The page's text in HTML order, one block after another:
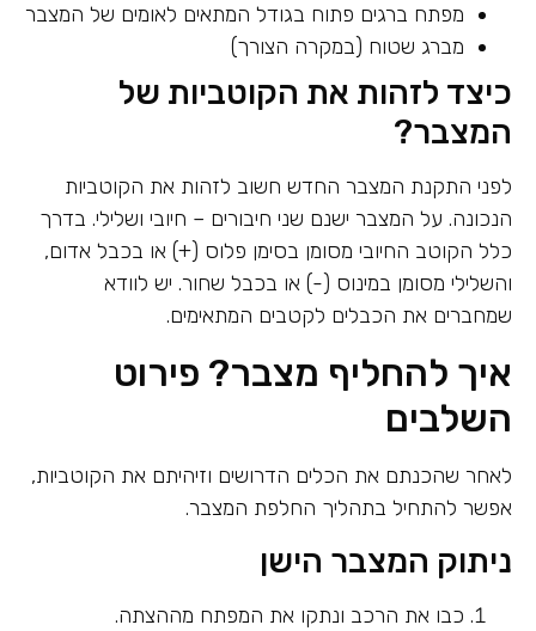
מפתח ברגים פתוח בגודל המתאים לאומים של המצבר
מברג שטוח (במקרה הצורך)
כיצד לזהות את הקוטביות של
המצבר?
לפני התקנת המצבר החדש חשוב לזהות את הקוטביות
הנכונה. על המצבר ישנם שני חיבורים – חיובי ושלילי. בדרך
כלל הקוטב החיובי מסומן בסימן פלוס (+) או בכבל אדום,
והשלילי מסומן במינוס (-) או בכבל שחור. יש לוודא
שמחברים את הכבלים לקטבים המתאימים.
איך להחליף מצבר? פירוט
השלבים
לאחר שהכנתם את הכלים הדרושים וזיהיתם את הקוטביות,
אפשר להתחיל בתהליך החלפת המצבר.
ניתוק המצבר הישן
כבו את הרכב ונתקו את המפתח מההצתה.